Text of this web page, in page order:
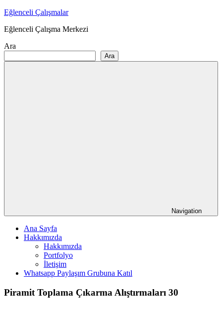
Skip
content
Eğlenceli Çalışmalar
Eğlenceli Çalışma Merkezi
Ara
Ara
Navigation
Ana Sayfa
Hakkımızda
Hakkımızda
Portfolyo
İletişim
Whatsapp Paylaşım Grubuna Katıl
Piramit Toplama Çıkarma Alıştırmaları 30